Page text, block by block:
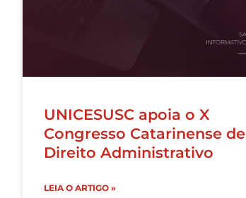
UNICESUSC apoia o X
Congresso Catarinense de
Direito Administrativo
LEIA O ARTIGO »